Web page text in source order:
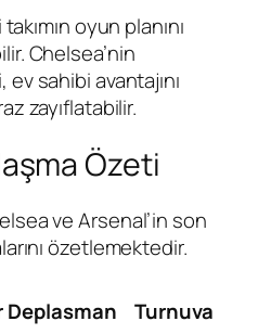
oyun planını
Chelsea’nin
sahibi avantajını
zayıflatabilir.
Özeti
ve Arsenal’in son
özetlemektedir.
Deplasman Turnuva